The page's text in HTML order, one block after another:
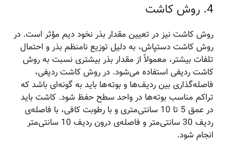
4. روش کاشت
روش کاشت نیز در تعیین مقدار بذر نخود دیم مؤثر است. در
روش کاشت دستپاش، به دلیل توزیع نامنظم بذر و احتمال
تلفات بیشتر، معمولاً از مقدار بذر بیشتری نسبت به روش
کاشت ردیفی استفاده می‌شود. در روش کاشت ردیفی،
فاصله‌گذاری بین ردیف‌ها و بوته‌ها باید به گونه‌ای باشد که
تراکم مناسب بوته‌ها در واحد سطح حفظ شود. کاشت باید
در عمق 5 تا 10 سانتی‌متری و با رطوبت کافی، با فاصله‌ی
ردیف 30 سانتی‌متر و فاصله‌ی درون ردیف 10 سانتی‌متر
انجام شود.